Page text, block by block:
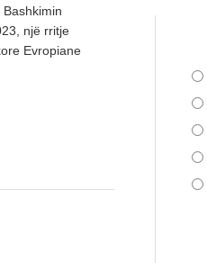
një rritje
Evropiane